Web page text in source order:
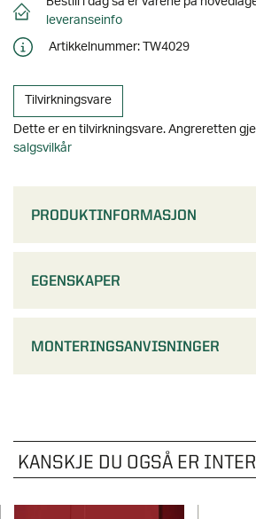
PRODUKTINFORMASJON
EGENSKAPER
MONTERINGSANVISNINGER
KANSKJE DU OGSÅ ER